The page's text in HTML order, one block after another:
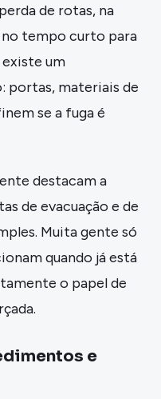
de rotas, na
no tempo curto para
existe um
portas, materiais de
se a fuga é
destacam a
de evacuação e de
Muita gente só
quando já está
o papel de
e